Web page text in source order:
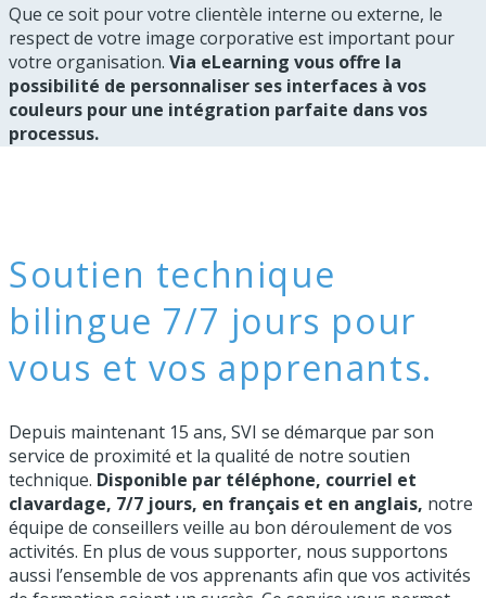
Que ce soit pour votre clientèle interne ou externe, le
respect de votre image corporative est important pour
votre organisation. Via eLearning vous offre la
possibilité de personnaliser ses interfaces à vos
couleurs pour une intégration parfaite dans vos
processus.
Soutien technique
bilingue 7/7 jours pour
vous et vos apprenants.
Depuis maintenant 15 ans, SVI se démarque par son
service de proximité et la qualité de notre soutien
technique. Disponible par téléphone, courriel et
clavardage, 7/7 jours, en français et en anglais, notre
équipe de conseillers veille au bon déroulement de vos
activités. En plus de vous supporter, nous supportons
aussi l’ensemble de vos apprenants afin que vos activités